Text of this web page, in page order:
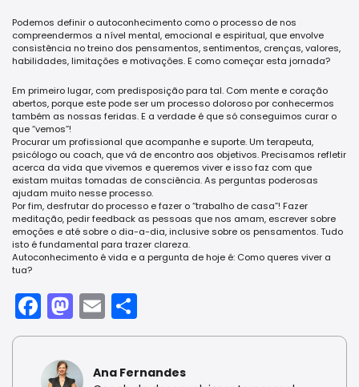
Podemos definir o autoconhecimento como o processo de nos
compreendermos a nível mental, emocional e espiritual, que envolve
consistência no treino dos pensamentos, sentimentos, crenças, valores,
habilidades, limitações e motivações. E como começar esta jornada?
Em primeiro lugar, com predisposição para tal. Com mente e coração
abertos, porque este pode ser um processo doloroso por conhecermos
também as nossas feridas. E a verdade é que só conseguimos curar o
que “vemos”!
Procurar um profissional que acompanhe e suporte. Um terapeuta,
psicólogo ou coach, que vá de encontro aos objetivos. Precisamos refletir
acerca da vida que vivemos e queremos viver e isso faz com que
existam muitas tomadas de consciência. As perguntas poderosas
ajudam muito nesse processo.
Por fim, desfrutar do processo e fazer o “trabalho de casa”! Fazer
meditação, pedir feedback as pessoas que nos amam, escrever sobre
emoções e até sobre o dia-a-dia, inclusive sobre os pensamentos. Tudo
isto é fundamental para trazer clareza.
Autoconhecimento é vida e a pergunta de hoje é: Como queres viver a
tua?
Facebook
Mastodon
Email
Ana Fernandes